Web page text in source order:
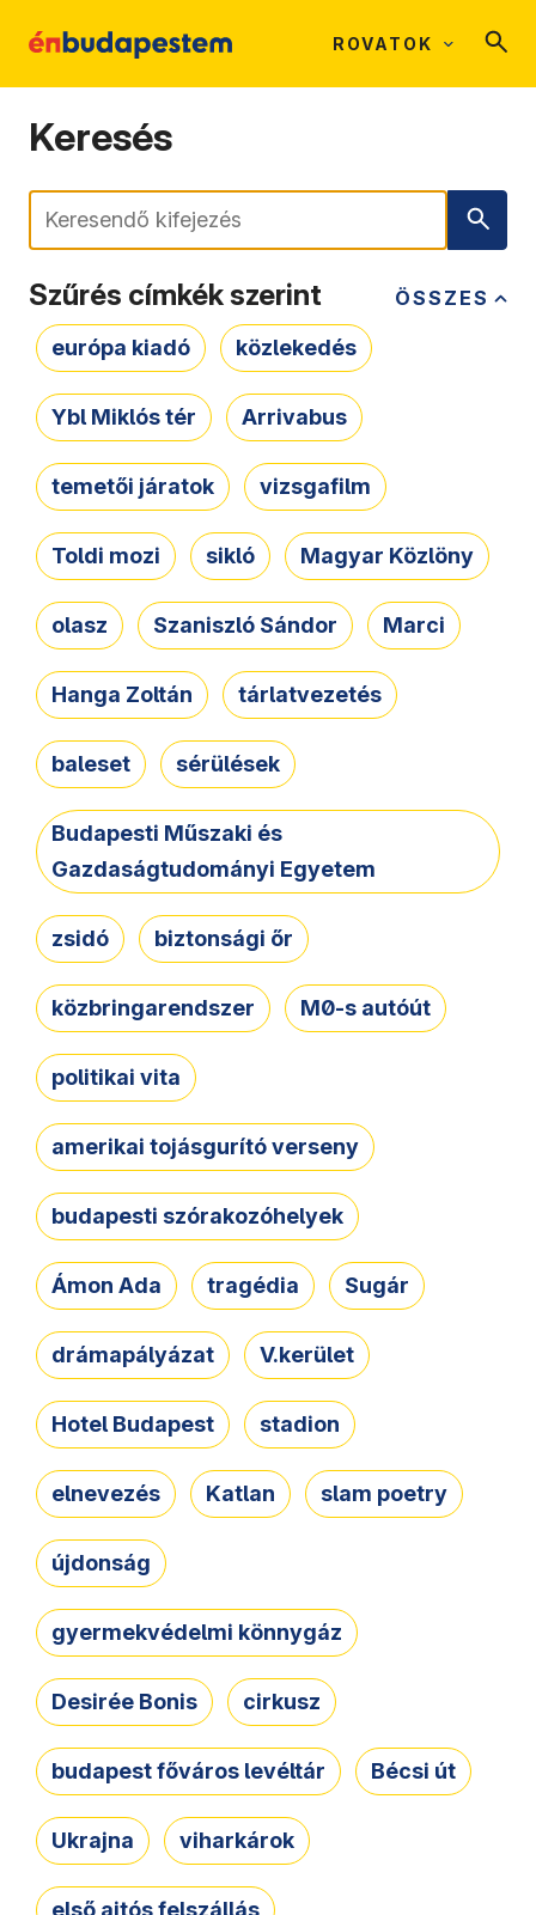
ROVATOK
Keresés
Keresés
ÖSSZES
Szűrés címkék szerint
európa kiadó közlekedés
Ybl Miklós tér Arrivabus
temetői járatok vizsgafilm
Toldi mozi sikló Magyar Közlöny
olasz Szaniszló Sándor Marci
Hanga Zoltán tárlatvezetés
baleset sérülések
Budapesti Műszaki és
Gazdaságtudományi Egyetem
zsidó biztonsági őr
közbringarendszer M0-s autóút
politikai vita
amerikai tojásgurító verseny
budapesti szórakozóhelyek
Ámon Ada tragédia Sugár
drámapályázat V.kerület
Hotel Budapest stadion
elnevezés Katlan slam poetry
újdonság
gyermekvédelmi könnygáz
Desirée Bonis cirkusz
budapest főváros levéltár Bécsi út
Ukrajna viharkárok
első ajtós felszállás